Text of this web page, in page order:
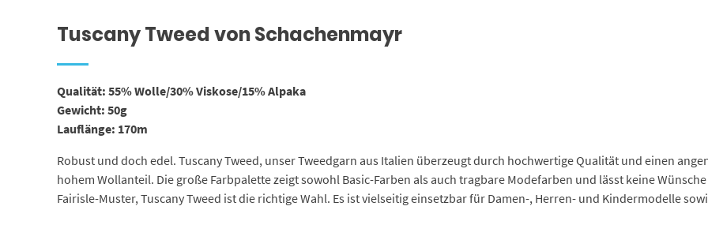
Tuscany Tweed von Schachenmayr
Qualität: 55% Wolle/30% Viskose/15% Alpaka
Gewicht: 50g
Lauflänge: 170m
Robust und doch edel. Tuscany Tweed, unser Tweedgarn aus Italien überzeugt durch hochwertige Qualität und einen
hohem Wollanteil. Die große Farbpalette zeigt sowohl Basic-Farben als auch tragbare Modefarben und lässt keine
Fairisle-Muster, Tuscany Tweed ist die richtige Wahl. Es ist vielseitig einsetzbar für Damen-, Herren- und Kindermodelle